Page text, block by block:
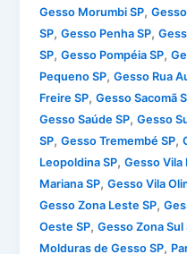
Gesso Morumbi SP,
SP,Gesso Penha SP,
SP,Gesso Pompéia SP,
Pequeno SP,Gesso Rua
Freire SP,Gesso Sacomã
Gesso Saúde SP,Gesso
SP,Gesso Tremembé SP,
Leopoldina SP,Gesso Vila
Mariana SP,Gesso Vila
Gesso Zona Leste SP,
Oeste SP,Gesso Zona Sul
Molduras de Gesso SP,